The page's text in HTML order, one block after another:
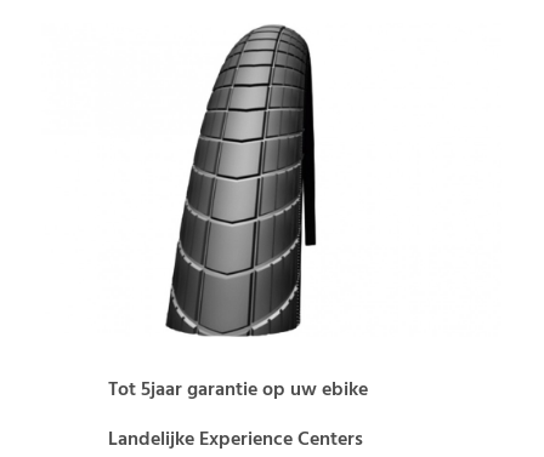
Tot 5jaar garantie op uw ebike
Landelijke Experience Centers